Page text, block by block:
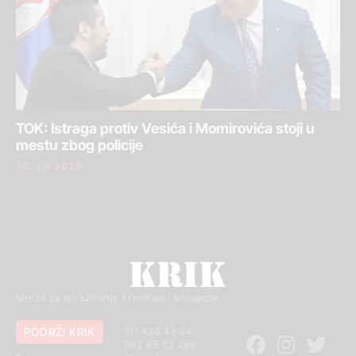
TOK: Istraga protiv Vesića i Momirovića stoji u
mestu zbog policije
30. jul 2026.
Mreža za istraživanje kriminala i korupcije
011 420 43 04
PODRŽI KRIK